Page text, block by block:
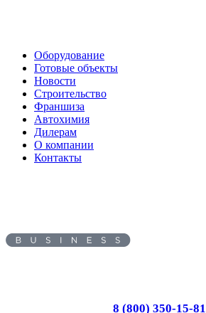
Оборудование
Готовые объекты
Новости
Строительство
Франшиза
Автохимия
Дилерам
О компании
Контакты
8 (800) 350-15-81